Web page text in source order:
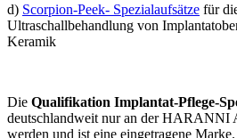
d) Scorpion-Peek- Spezialaufsätze für
Ultraschallbehandlung von
Keramik
Die Qualifikation Implantat-Pflege-
deutschlandweit nur an der
werden und ist eine eingetragene Marke.